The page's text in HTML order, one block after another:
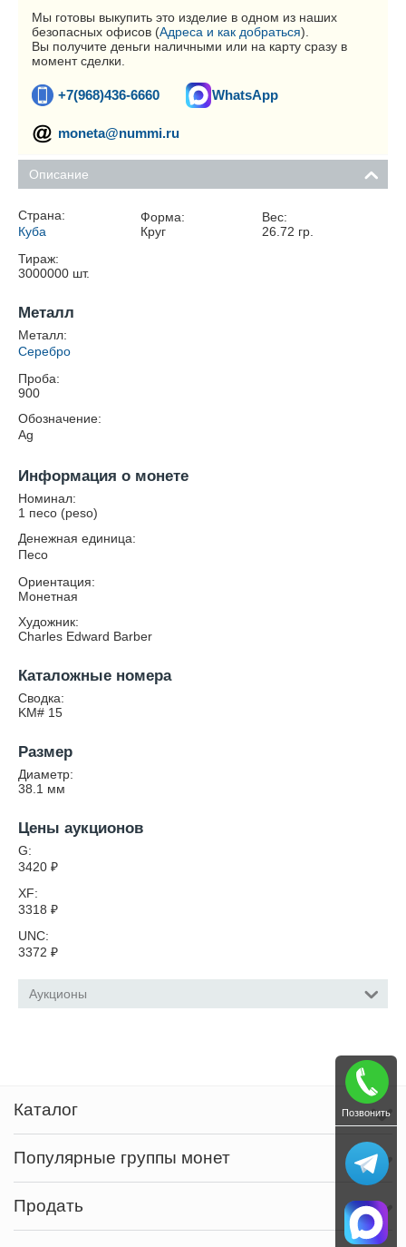
Мы готовы выкупить это изделие в одном из наших
безопасных офисов (Адреса и как добраться).
Вы получите деньги наличными или на карту сразу в
момент сделки.
+7(968)436-6660 WhatsApp
moneta@nummi.ru
Описание
Страна:
Куба
Форма:
Круг
Вес:
26.72 гр.
Тираж:
3000000 шт.
Металл
Металл:
Серебро
Проба:
900
Обозначение:
Ag
Информация о монете
Номинал:
1 песо (peso)
Денежная единица:
Песо
Ориентация:
Монетная
Художник:
Charles Edward Barber
Каталожные номера
Сводка:
KM# 15
Размер
Диаметр:
38.1 мм
Цены аукционов
G:
3420 ₽
XF:
3318 ₽
UNC:
3372 ₽
Аукционы
Каталог
Популярные группы монет
Продать
Позвонить